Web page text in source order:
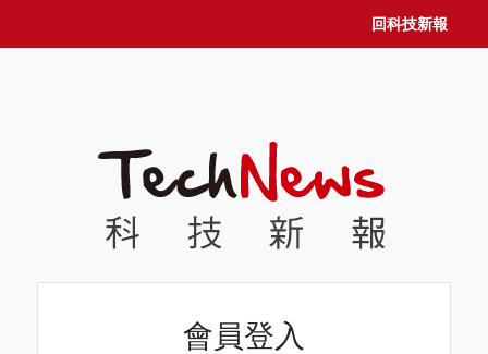
回科技新報
會員登入